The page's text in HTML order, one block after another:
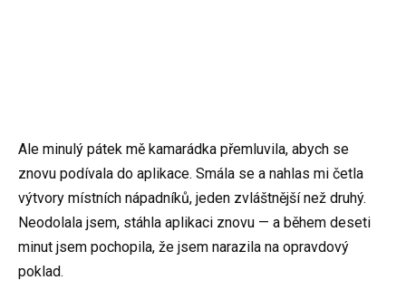
Ale minulý pátek mě kamarádka přemluvila, abych se
znovu podívala do aplikace. Smála se a nahlas mi četla
výtvory místních nápadníků, jeden zvláštnější než druhý.
Neodolala jsem, stáhla aplikaci znovu — a během deseti
minut jsem pochopila, že jsem narazila na opravdový
poklad.